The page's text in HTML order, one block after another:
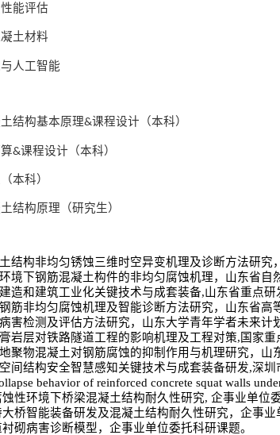
能评估
土材料
人工智能
结构基本原理&课程设计（本科）
&课程设计（本科）
本科）
结构原理（研究生）
结构非均匀锈蚀三维时空异变机理及诊断方法研究
境下钢筋混凝土构件的非均匀腐蚀机理，山东省自
造和建筑工业化关键技术与成套装备,山东省重点研
筋非均匀腐蚀机理及智能诊断方法研究，山东省高
害检测及评估方法研究，山东大学青年学者未来计
岩层对铁路隧道工程的影响机理及工程对策, 国家
聚物混凝土对钢筋腐蚀的抑制作用与机理研究，山
间结构安全智慧感知关键技术与成套装备研发,深圳
behavior of reinforced concrete squat walls
性环境下桥梁混凝土结构耐久性研究, 企事业单位
桥智能装备研发及混凝土结构耐久性研究，企事业
砌病害诊断模型，企事业单位委托科研课题。